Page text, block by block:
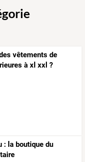
vêtements de
à xl xxl ?
: la boutique du